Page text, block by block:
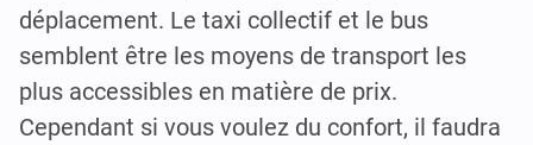
déplacement. Le taxi collectif et le bus
semblent être les moyens de transport les
plus accessibles en matière de prix.
Cependant si vous voulez du confort, il faudra